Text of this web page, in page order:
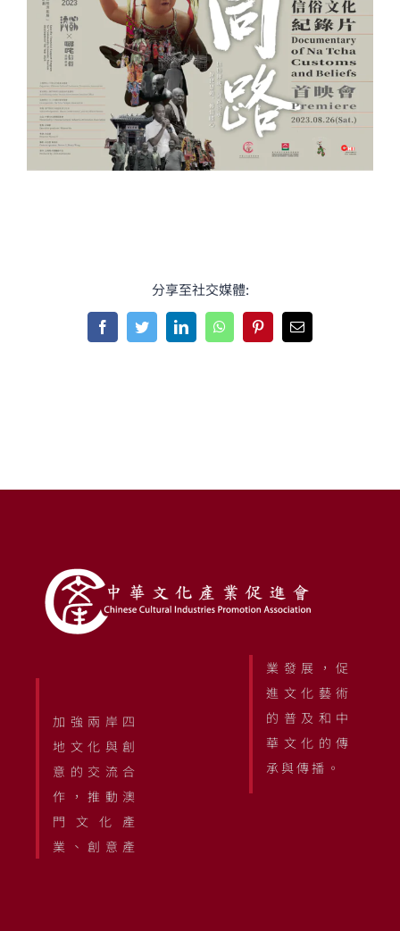
分享至社交媒體:
FacebookTwitterLinkedInWhatsAppPinterestEmail
加強兩岸四
地文化與創
意的交流合
作，推動澳
門文化產
業、創意產
業發展，促
進文化藝術
的普及和中
華文化的傳
承與傳播。